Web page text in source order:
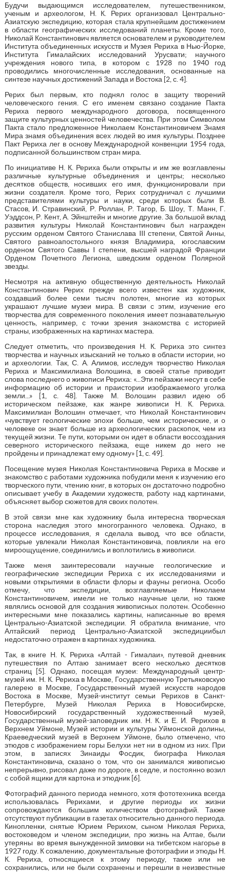
Будучи выдающимся исследователем, путешественником,
ученым и археологом, Н. К. Рерих организовал Центрально-
Азиатскую экспедицию, которая стала крупнейшим достижением
в области географических исследований планеты. Кроме того,
Николай Константинович является основателем и руководителем
Института объединенных искусств и Музея Рериха в Нью-Йорке,
Института Гималайских исследований Урусвати; научного
учреждения нового типа, в котором с 1928 по 1940 год
проводились многочисленные исследования, основанные на
синтезе научных достижений Запада и Востока [2, с. 4].
Рерих был первым, кто поднял голос в защиту творений
человеческого гения. С его именем связано создание Пакта
Рериха первого международного договора, посвященного
защите культурных ценностей человечества. При этом Символом
Пакта стало предложенное Николаем Константиновичем Знамя
Мира знамя объединения всех людей во имя культуры. Позднее
Пакт Рериха лег в основу Международной конвенции 1954 года,
подписанной большинством стран мира.
По инициативе Н. К. Рериха были открыты и им же возглавлены
различные культурные объединения и центры; несколько
десятков обществ, носивших его имя, функционировали при
жизни создателя. Кроме того, Рерих сотрудничал с лучшими
представителями культуры и науки, среди которых были В.
Стасов, И. Стравинский, Р. Роллан, Р. Тагор, Б. Шоу, Т. Манн, Г.
Уэддсон, Р. Кент, А. Эйнштейн и многие другие. За большой вклад
развития культуры Николай Константинович был награжден
русским орденом Святого Станислава III степени, Святой Анны,
Святого равноапостольного князя Владимира, югославским
орденом Святого Саввы I степени, высшей наградой Франции
Орденом Почетного Легиона, шведским орденом Полярной
звезды.
Несмотря на активную общественную деятельность Николай
Константинович Рерих прежде всего известен как художник,
создавший более семи тысяч полотен, многие из которых
украшают лучшие музеи мира. В связи с этим, изучение его
творчества для современного поколения имеет познавательную
ценность, например, с точки зрения знакомства с историей
страны, изображенных на картинах мастера.
Следует отметить, что произведения Н. К. Рериха это синтез
творчества и научных изысканий не только в области истории, но
и археологии. Так, С. А. Алимов, исследуя творчество Николая
Рериха и Максимилиана Волошина, в своей статье приводит
слова последнего о живописи Рериха: «...Эти пейзажи несут в себе
информацию об истории и праистории изображаемого уголка
земли...» [1, с. 48]. Также М. Волошин развил идею об
историческом пейзаже, как жанре живописи Н. К. Рериха.
Максимилиан Волошин отмечает, что Николай Константинович
«чувствует геологические эпохи больше, чем исторические, и о
человеке он знает больше из археологических раскопок, чем из
текущей жизни. Те пути, которыми он идет в области воссоздания
северного исторического пейзажа, еще никем до него не
пройдены и принадлежат ему одному» [1, с. 49].
Посещение музея Николая Константиновича Рериха в Москве и
знакомство с работами художника побудили меня к изучению его
творческого пути, чтению книг, в которых он достаточно подробно
описывает учебу в Академии художеств, работу над картинами,
объясняет выбор сюжетов для своих полотен.
В этой связи мне как художнику была интересна творческая
сторона наследия этого многогранного человека. Однако, в
процессе исследования, я сделала вывод, что все области,
которые увлекали Николая Константиновича, повлияли на его
мироощущение, соединились и воплотились в живописи.
Также меня заинтересовали научные геологические и
географические экспедиции Рериха с их исследованиями и
новыми открытиями в области флоры и фауны региона. Особо
отмечу, что экспедиции, возглавляемые Николаем
Константиновичем, имели не только научные цели, но также
являлись основой для создания живописных полотен. Особенно
интересными мне показались картины, написанные во время
Центрально-Азиатской экспедиции. Я обратила внимание, что
Алтайский период Центрально-Азиатской экспедициибыл
недостаточно отражен в картинах художника.
Так, в книге Н. К. Рериха «Алтай - Гималаи», путевой дневник
путешествия по Алтаю занимает всего несколько десятков
страниц [5]. Однако, посещая музеи: Международный центр-
музей им. Н. К. Рериха в Москве, Государственную Третьяковскую
галерею в Москве, Государственный музей искусств народов
Востока в Москве, Музей-институт семьи Рерихов в Санкт-
Петербурге, Музей Николая Рериха в Новосибирске,
Новосибирский государственный художественный музей,
Государственный музей-заповедник им. Н. К. и Е. И. Рерихов в
Верхнем Уймоне, Музей истории и культуры Уймонской долины,
Краеведческий музей в Верхнем Уймоне, было отмечено, что
этюдов с изображением горы Белухи нет ни в одном из них. При
этом, в записях Зинаиды Фосдик, биографа Николая
Константиновича, сказано о том, что он занимался живописью
непрерывно, рисовал даже по дороге, в седле, и постоянно возил
с собой ящики для картона и этюдник [6].
Фотографий данного периода немного, хотя фототехника всегда
использовалась Рерихами, и другие периоды их жизни
сопровождаются большим количеством фотографий. Также
отсутствуют публикации в газетах относительно данного периода.
Кинопленки, снятые Юрием Рерихом, сыном Николая Рериха,
востоковедом и членом экспедиции, про жизнь на Алтае, были
утеряны во время вынужденной зимовки на тибетском нагорье в
1927 году. К сожалению, документальные фотографии и этюды Н.
К. Рериха, относящиеся к этому периоду, также или не
сохранились, или не были сохранены и перешли в неизвестные